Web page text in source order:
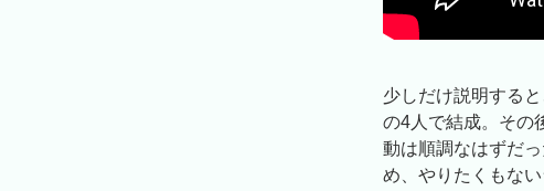
少しだけ説明する
の4人で結成。その
動は順調なはずだ
め、やりたくもな